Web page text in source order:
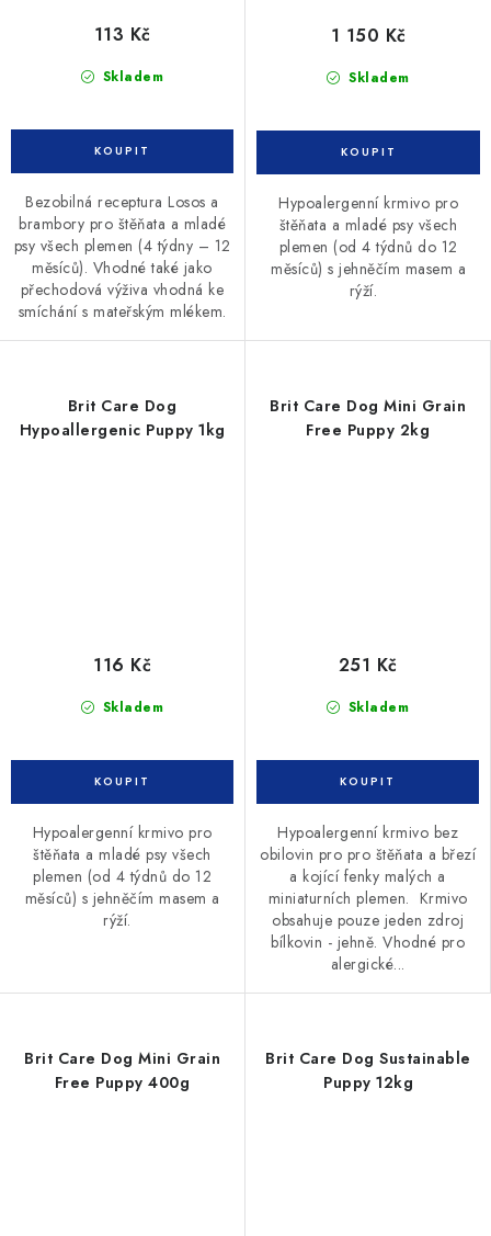
Skladem
113 Kč
Bezobilná receptura Losos a
brambory pro štěňata a mladé
psy všech plemen (4 týdny – 12
měsíců). Vhodné také jako
přechodová výživa vhodná ke
smíchání s mateřským mlékem.
Skladem
1 150 Kč
Hypoalergenní krmivo pro
štěňata a mladé psy všech
plemen (od 4 týdnů do 12
měsíců) s jehněčím masem a
rýží.
Brit Care Dog
Hypoallergenic Puppy 1kg
Skladem
116 Kč
Hypoalergenní krmivo pro
štěňata a mladé psy všech
plemen (od 4 týdnů do 12
měsíců) s jehněčím masem a
rýží.
Brit Care Dog Mini Grain
Free Puppy 2kg
Skladem
251 Kč
Hypoalergenní krmivo bez
obilovin pro pro štěňata a březí
a kojící fenky malých a
miniaturních plemen. Krmivo
obsahuje pouze jeden zdroj
bílkovin - jehně. Vhodné pro
alergické...
Brit Care Dog Mini Grain
Free Puppy 400g
Brit Care Dog Sustainable
Puppy 12kg